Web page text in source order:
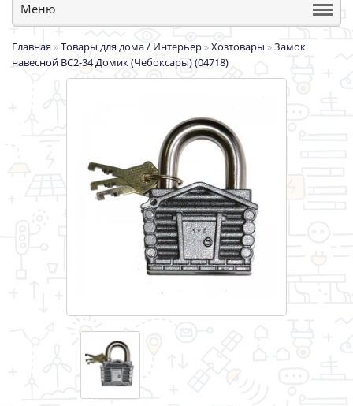
Меню
Главная »Товары для дома / Интерьер »Хозтовары »Замок
навесной ВС2-34 Домик (Чебоксары) (04718)